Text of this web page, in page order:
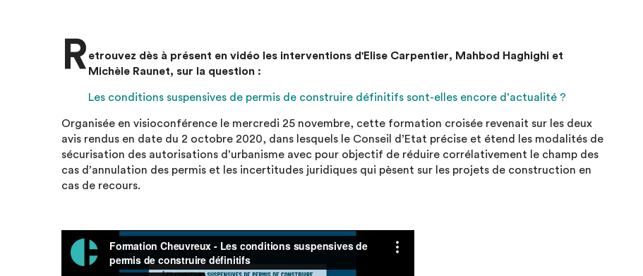
R etrouvez dès à présent en vidéo les interventions d'Elise Carpentier, Mahbod Haghighi et
Michèle Raunet, sur la question :
Les conditions suspensives de permis de construire définitifs sont-elles encore d’actualité ?
Organisée en visioconférence le mercredi 25 novembre, cette formation croisée revenait sur les deux
avis rendus en date du 2 octobre 2020, dans lesquels le Conseil d’Etat précise et étend les modalités de
sécurisation des autorisations d’urbanisme avec pour objectif de réduire corrélativement le champ des
cas d’annulation des permis et les incertitudes juridiques qui pèsent sur les projets de construction en
cas de recours.